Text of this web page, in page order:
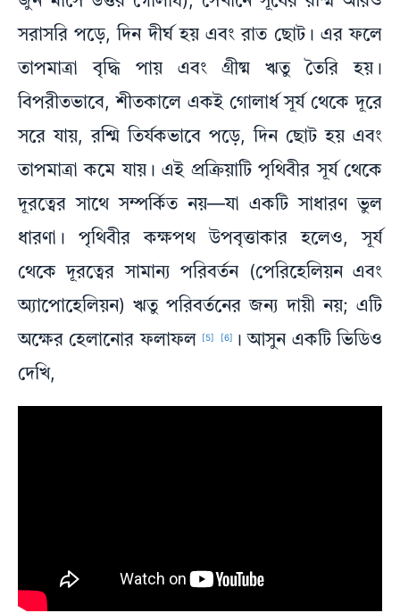
সরাসরি পড়ে, দিন দীর্ঘ হয় এবং রাত ছোট। এর ফলে
তাপমাত্রা বৃদ্ধি পায় এবং গ্রীষ্ম ঋতু তৈরি হয়।
বিপরীতভাবে, শীতকালে একই গোলার্ধ সূর্য থেকে দূরে
সরে যায়, রশ্মি তির্যকভাবে পড়ে, দিন ছোট হয় এবং
তাপমাত্রা কমে যায়। এই প্রক্রিয়াটি পৃথিবীর সূর্য থেকে
দূরত্বের সাথে সম্পর্কিত নয়—যা একটি সাধারণ ভুল
ধারণা। পৃথিবীর কক্ষপথ উপবৃত্তাকার হলেও, সূর্য
থেকে দূরত্বের সামান্য পরিবর্তন (পেরিহেলিয়ন এবং
অ্যাপোহেলিয়ন) ঋতু পরিবর্তনের জন্য দায়ী নয়; এটি
অক্ষের হেলানোর ফলাফল
[5] [6]
। আসুন একটি ভিডিও
দেখি,